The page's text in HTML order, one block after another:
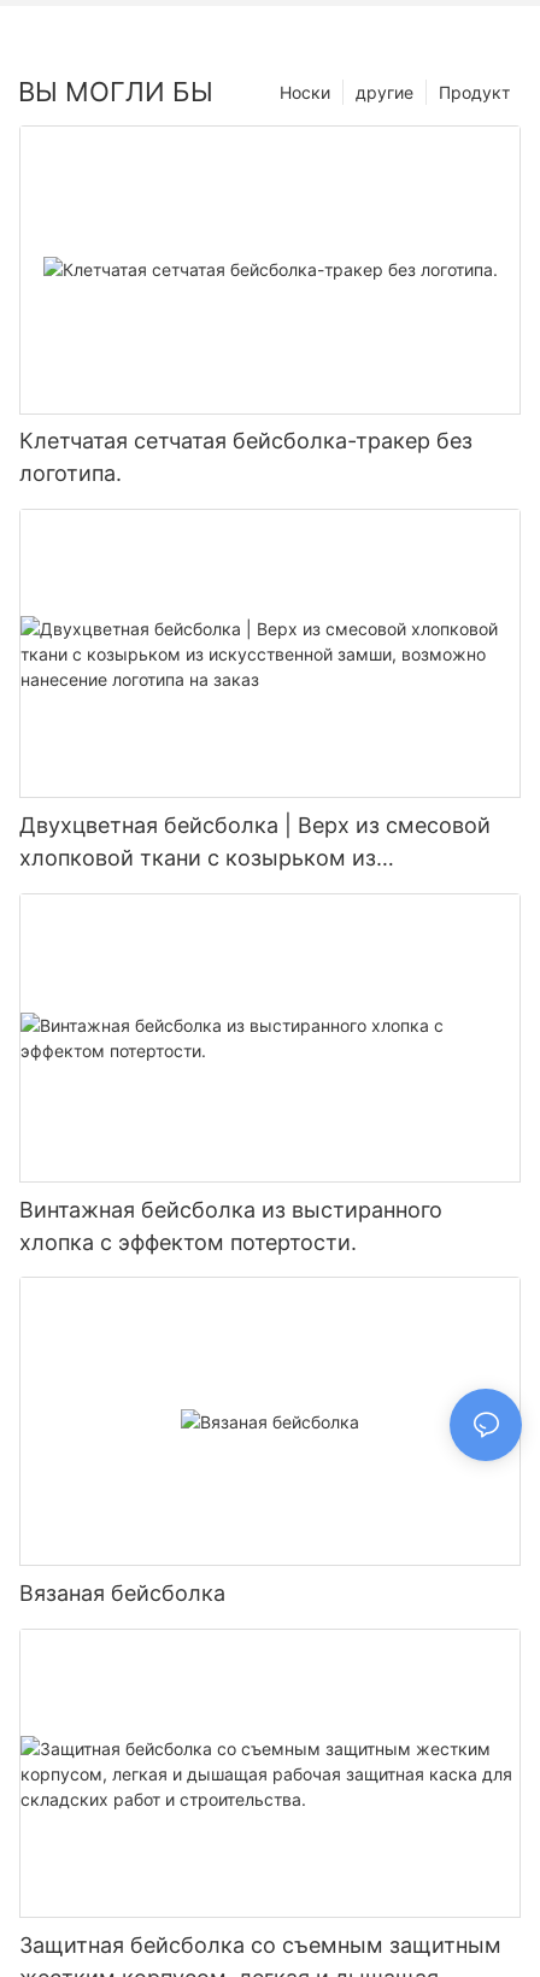
ВЫ МОГЛИ БЫ Продукт
другие
Носки
Клетчатая сетчатая бейсболка-тракер без
логотипа.
Двухцветная бейсболка | Верх из смесовой
хлопковой ткани с козырьком из
искусственной замши, возможно нанесение
Винтажная бейсболка из выстиранного
хлопка с эффектом потертости.
Вязаная бейсболка
Защитная бейсболка со съемным защитным